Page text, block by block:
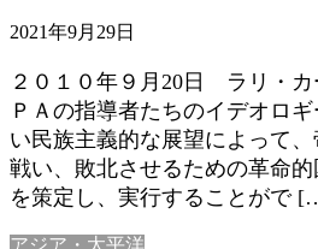
2021年9月29日
２０１０年９月20日 ラリ・
ＰＡの指導者たちのイデオロ
い民族主義的な展望によって
戦い、敗北させるための革命
を策定し、実行することがで